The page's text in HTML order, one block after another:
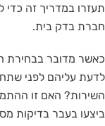
תעזרו במדריך זה
חברת בדק בית.
כאשר מדובר בבחירת
לדעת עליהם לפני
השירות? האם זו
ביצעו בעבר בדיקות